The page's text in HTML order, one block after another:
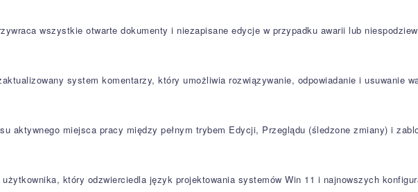
wszystkie otwarte dokumenty i niezapisane edycje w przypadku awarii lub
system komentarzy, który umożliwia rozwiązywanie, odpowiadanie i usuwanie
aktywnego miejsca pracy między pełnym trybem Edycji, Przeglądu (śledzone zmiany) i
który odzwierciedla język projektowania systemów Win 11 i najnowszych